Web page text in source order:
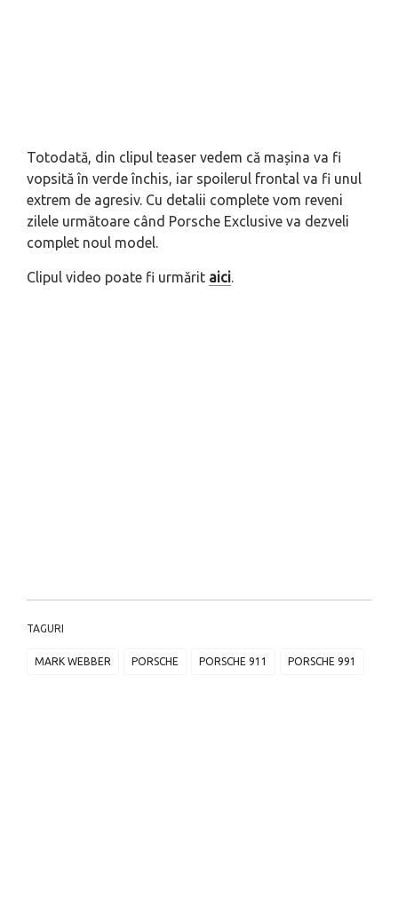
Totodată, din clipul teaser vedem că mașina va fi
vopsită în verde închis, iar spoilerul frontal va fi unul
extrem de agresiv. Cu detalii complete vom reveni
zilele următoare când Porsche Exclusive va dezveli
complet noul model.
Clipul video poate fi urmărit aici.
TAGURI
MARK WEBBER PORSCHE PORSCHE 911 PORSCHE 991